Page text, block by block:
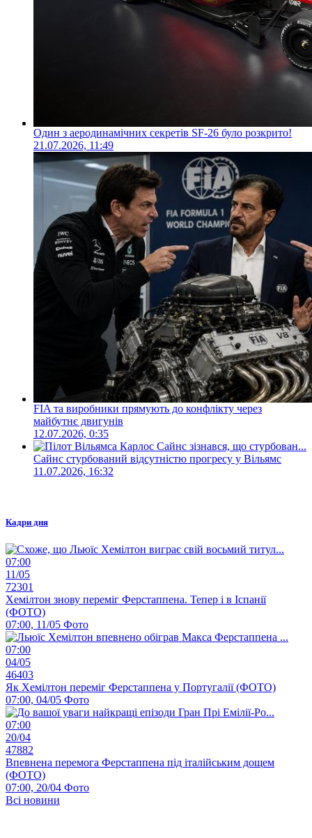
Один з аеродинамічних секретів SF-26 було розкрито!
21.07.2026, 11:49
FIA та виробники прямують до конфлікту через
майбутнє двигунів
12.07.2026, 0:35
Сайнс стурбований відсутністю прогресу у Вільямс
11.07.2026, 16:32
Кадри дня
07:00
11/05
72301
Хемілтон знову переміг Ферстаппена. Тепер і в Іспанії
(ФОТО)
07:00, 11/05 Фото
07:00
04/05
46403
Як Хемілтон переміг Ферстаппена у Португалії (ФОТО)
07:00, 04/05 Фото
07:00
20/04
47882
Впевнена перемога Ферстаппена під італійським дощем
(ФОТО)
07:00, 20/04 Фото
Всі новини